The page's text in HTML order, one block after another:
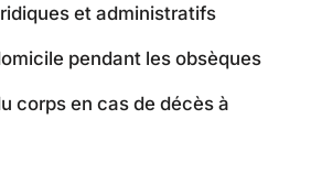
et administratifs
pendant les obsèques
corps en cas de décès à